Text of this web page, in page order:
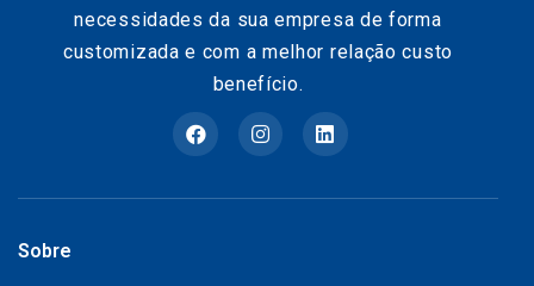
necessidades da sua empresa de forma
customizada e com a melhor relação custo
benefício.
Sobre